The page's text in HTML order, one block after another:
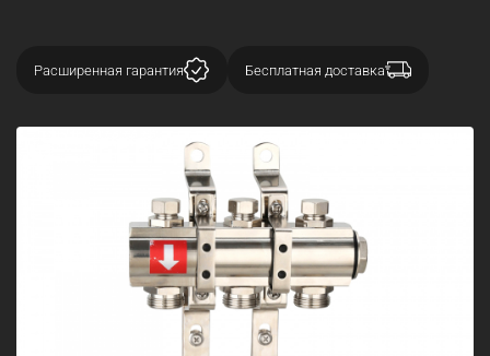
Расширенная гарантия Бесплатная доставка